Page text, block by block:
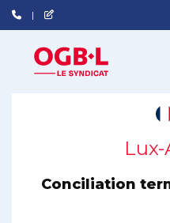
Conciliation